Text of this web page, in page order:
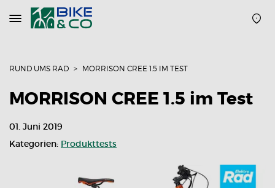
Navigation
öffnen
RUND UMS RAD MORRISON CREE 1.5 IM TEST
MORRISON CREE 1.5 im Test
01. Juni 2019
Kategorien: Produkttests